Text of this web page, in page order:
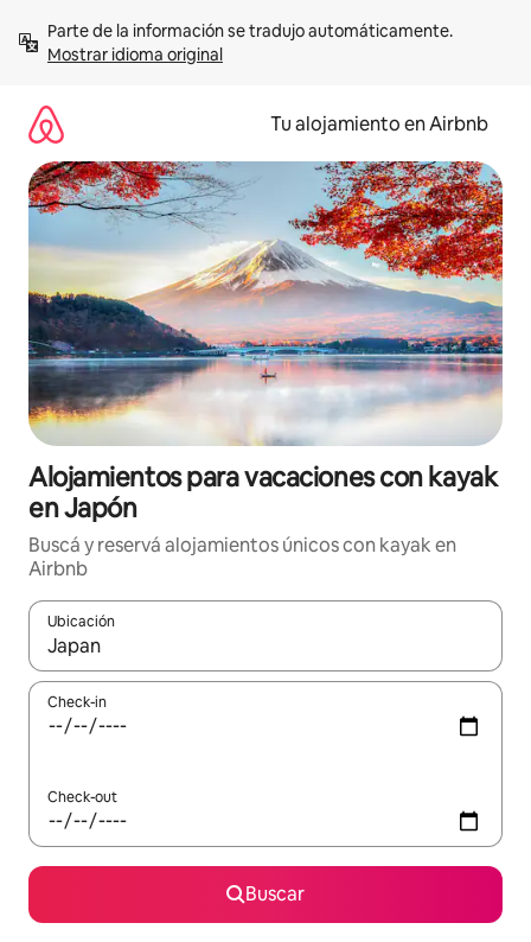
contenidoMostrar idioma original
Tu alojamiento en Airbnb
Alojamientos para vacaciones con kayak
en Japón
Buscá y reservá alojamientos únicos con kayak en
Airbnb
Ubicación
Cuando los resultados estén disponibles, navegá con las
Check-in
Check-out
Buscar